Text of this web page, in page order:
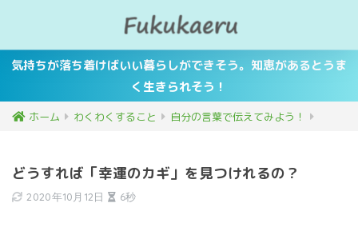
気持ちが落ち着けばいい暮らしができそう。知恵があるとうま
く生きられそう！
ホーム わくわくすること 自分の言葉で伝えてみよう！
どうすれば「幸運のカギ」を見つけれるの？
2020年10月12日 6秒